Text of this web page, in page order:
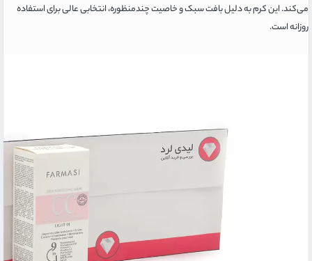
می‌کند. این کرم به دلیل بافت سبک و خاصیت چندمنظوره، انتخابی عالی برای استفاده
روزانه است.